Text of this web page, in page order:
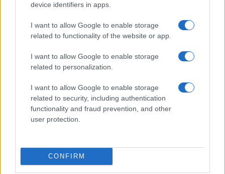
device identifiers in apps.
I want to allow Google to enable storage
related to functionality of the website or app.
I want to allow Google to enable storage
related to personalization.
I want to allow Google to enable storage
related to security, including authentication
functionality and fraud prevention, and other
user protection.
CONFIRM
esplode la protesta
Pausa caffè impeccabile: come scegliere la
soluzione ideale per la casa e l’ufficio
Monte Pino, la fine di un lungo dolore: storia e
rinascita della strada che segnò la Gallura
la rete elettrica